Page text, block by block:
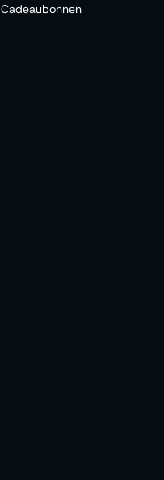
Cadeaubonnen